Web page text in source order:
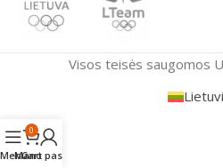
Visos teisės saugomos
Menu
0
Cart
Mano paskyra